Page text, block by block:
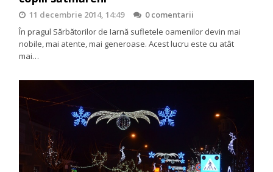
11 decembrie 2014, 14:49
0 comentarii
În pragul Sărbătorilor de Iarnă sufletele oamenilor devin mai
nobile, mai atente, mai generoase. Acest lucru este cu atât
mai…